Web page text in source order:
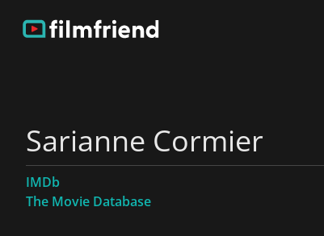
Sarianne Cormier
IMDb
The Movie Database